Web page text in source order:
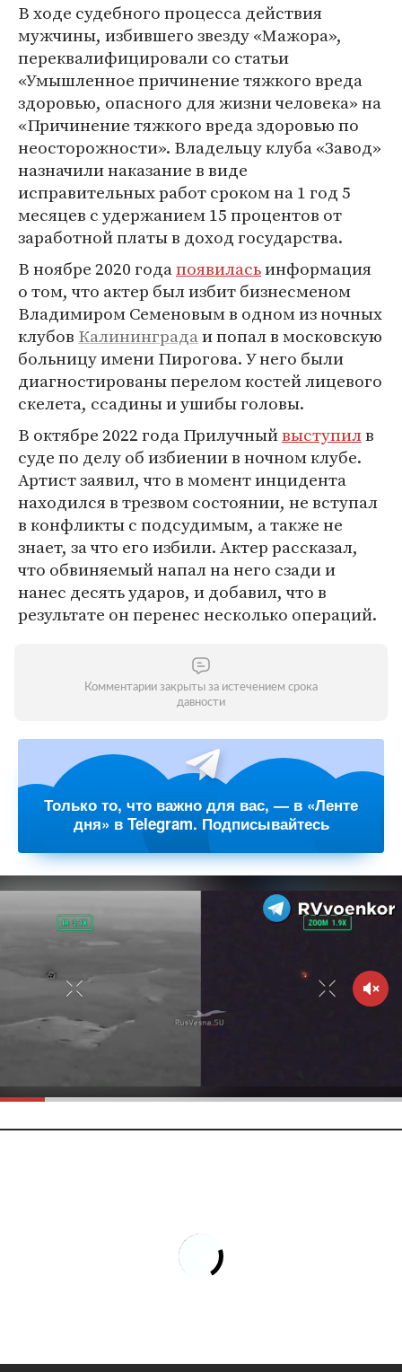
В ходе судебного процесса действия
мужчины, избившего звезду «Мажора»,
переквалифицировали со статьи
«Умышленное причинение тяжкого вреда
здоровью, опасного для жизни человека» на
«Причинение тяжкого вреда здоровью по
неосторожности». Владельцу клуба «Завод»
назначили наказание в виде
исправительных работ сроком на 1 год 5
месяцев с удержанием 15 процентов от
заработной платы в доход государства.
В ноябре 2020 годапоявиласьинформация
о том, что актер был избит бизнесменом
Владимиром Семеновым в одном из ночных
клубов Калининградаи попал в московскую
больницу имени Пирогова. У него были
диагностированы перелом костей лицевого
скелета, ссадины и ушибы головы.
В октябре 2022 года Прилучныйвыступилв
суде по делу об избиении в ночном клубе.
Артист заявил, что в момент инцидента
находился в трезвом состоянии, не вступал
в конфликты с подсудимым, а также не
знает, за что его избили. Актер рассказал,
что обвиняемый напал на него сзади и
нанес десять ударов, и добавил, что в
результате он перенес несколько операций.
Комментарии закрыты за истечением срока
давности
Только то, что важно для вас, — в «Ленте
дня» в Telegram. Подписывайтесь